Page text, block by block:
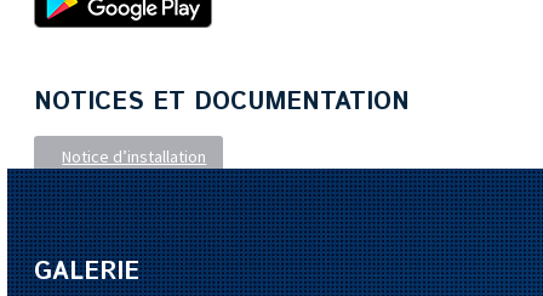
NOTICES ET DOCUMENTATION
Notice d’installation
GALERIE